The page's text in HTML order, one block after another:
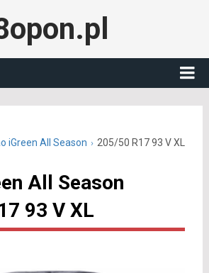
iGreen All Season 205/50 R17 93 V XL
All Season
93 V XL